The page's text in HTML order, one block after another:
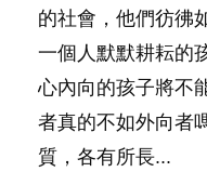
的社會，他們彷彿
一個人默默耕耘的
心內向的孩子將不
者真的不如外向者
質，各有所長...
非？聽聽專家怎樣
料？ 經營婚姻，不
是大家說得那麼難
一，還是魚與熊掌
要陪玩製造親子時
務……當父母的，
一樣重要至極的
和心理健康。...